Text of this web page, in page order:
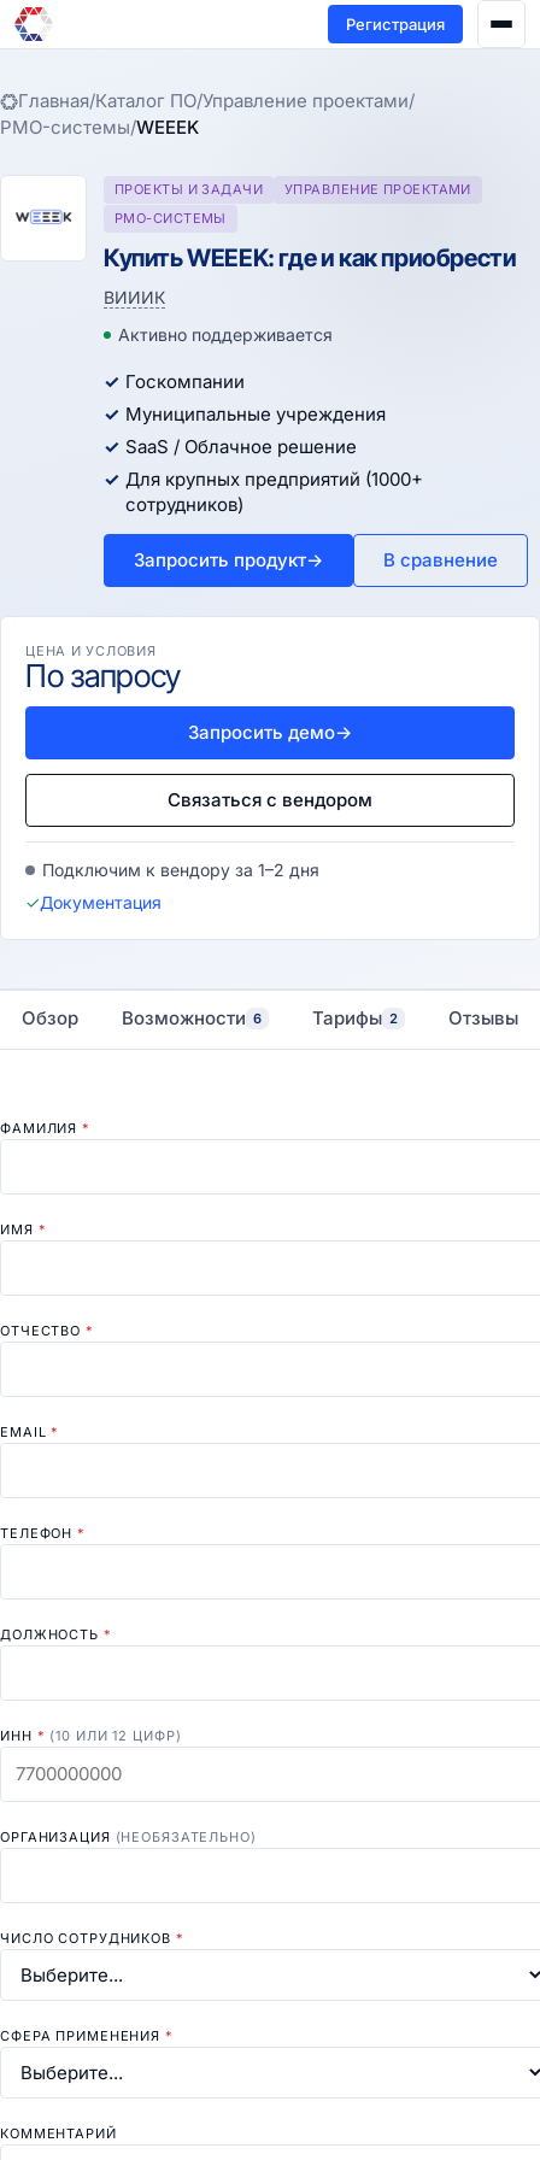
Регистрация
Главная/Каталог ПО/Управление проектами/
PMO-системы/WEEEK
ПРОЕКТЫ И ЗАДАЧИ
УПРАВЛЕНИЕ ПРОЕКТАМИ
PMO-СИСТЕМЫ
Купить WEEEK: где и как приобрести
ВИИИК
Активно поддерживается
Госкомпании
Муниципальные учреждения
SaaS / Облачное решение
Для крупных предприятий (1000+
сотрудников)
Запросить продукт→ В сравнение
ЦЕНА И УСЛОВИЯ
По запросу
Запросить демо→
Связаться с вендором
Подключим к вендору за 1–2 дня
✓Документация
Обзор Возможности 6 Тарифы 2 Отзывы
ФАМИЛИЯ*
ИМЯ *
ОТЧЕСТВО *
EMAIL*
ТЕЛЕФОН*
ДОЛЖНОСТЬ *
ИНН * (10 ИЛИ 12 ЦИФР)
ОРГАНИЗАЦИЯ (НЕОБЯЗАТЕЛЬНО)
ЧИСЛО СОТРУДНИКОВ *
СФЕРА ПРИМЕНЕНИЯ *
КОММЕНТАРИЙ